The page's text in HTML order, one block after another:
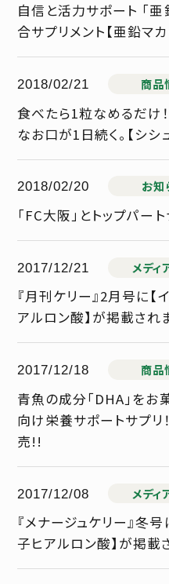
自信と活力サポート 「亜
合サプリメント【亜鉛マ
2018/02/21 商品
食べたら1粒なめるだけ
なお口が1日続く。【シ
2018/02/20 お知
「FC大阪」とトップパー
2017/12/21 メディ
『月刊ケリー』2月号に
アルロン酸】が掲載され
2017/12/18 商品
青魚の成分「DHA」を
向け栄養サポートサプリ
売!!
2017/12/08 メディ
『メナージュケリー』冬
子ヒアルロン酸】が掲載